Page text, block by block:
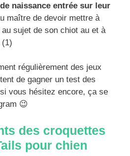
naissance entrée sur leur
maître de devoir mettre à
sujet de son chiot au et à
(1)
régulièrement des jeux
de gagner un test des
vous hésitez encore, ça se
😉
des croquettes
pour chien